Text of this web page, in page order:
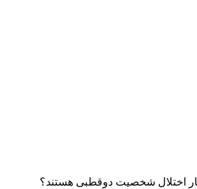
اختلال شخصیت دوقطبی هستند؟